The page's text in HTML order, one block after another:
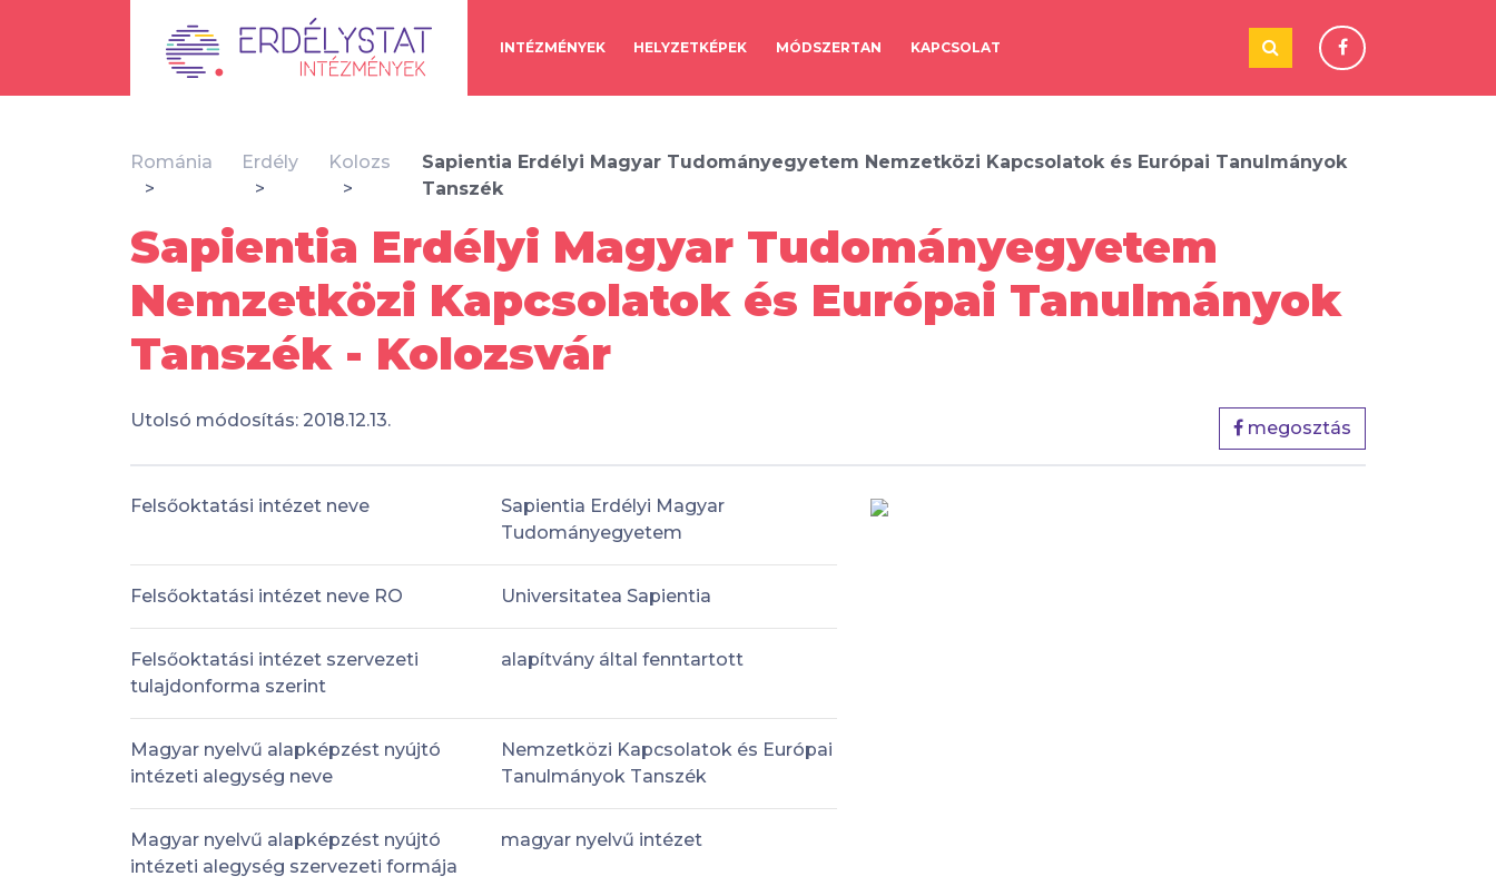
INTÉZMÉNYEK HELYZETKÉPEK MÓDSZERTAN KAPCSOLAT
Románia Erdély Kolozs
Sapientia Erdélyi Magyar Tudományegyetem Nemzetközi Kapcsolatok és Európai Tanulmányok
Tanszék
Sapientia Erdélyi Magyar Tudományegyetem
Nemzetközi Kapcsolatok és Európai Tanulmányok
Tanszék - Kolozsvár
Utolsó módosítás: 2018.12.13. megosztás
Felsőoktatási intézet neve
Sapientia Erdélyi Magyar
Tudományegyetem
Felsőoktatási intézet neve RO Universitatea Sapientia
Felsőoktatási intézet szervezeti
tulajdonforma szerint
alapítvány által fenntartott
Magyar nyelvű alapképzést nyújtó
intézeti alegység neve
Nemzetközi Kapcsolatok és Európai
Tanulmányok Tanszék
Magyar nyelvű alapképzést nyújtó
intézeti alegység szervezeti formája
magyar nyelvű intézet